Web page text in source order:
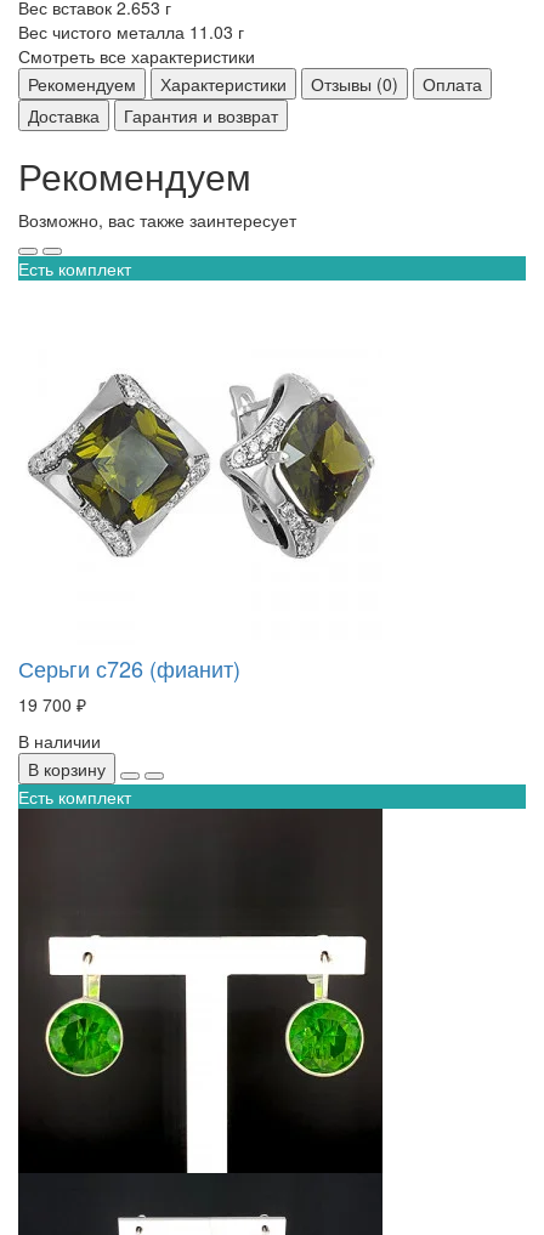
Вес вставок 2.653 г
Вес чистого металла 11.03 г
Смотреть все характеристики
Рекомендуем
Характеристики Отзывы (0)
Оплата
Доставка
Гарантия и возврат
Рекомендуем
Возможно, вас также заинтересует
Есть комплект
Серьги с726 (фианит)
19 700 ₽
В наличии
В корзину
Есть комплект